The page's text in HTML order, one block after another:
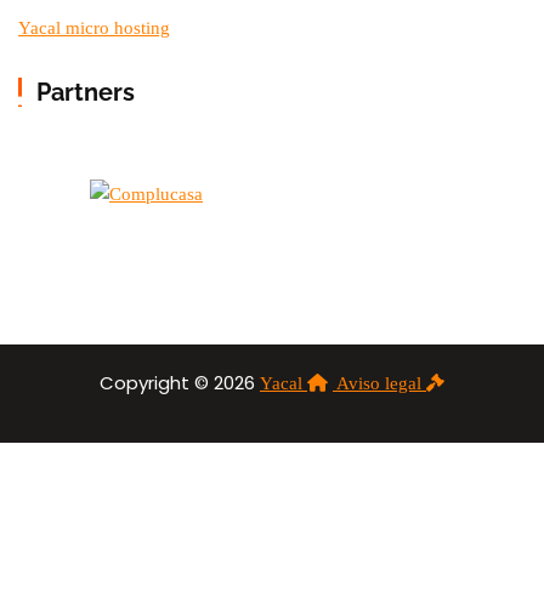
Yacal micro hosting
Partners
Copyright © 2026 Yacal Aviso legal